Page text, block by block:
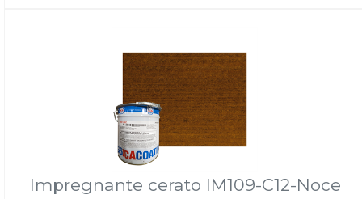
Impregnante cerato IM109-C12-Noce